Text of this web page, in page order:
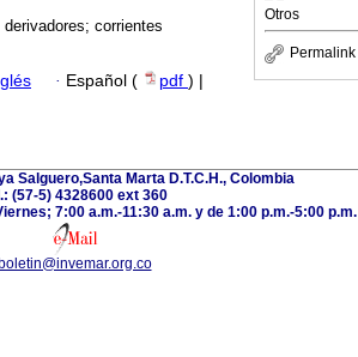
Otros
Permalink
corrientes
· Español ( pdf ) |
Salguero,Santa Marta D.T.C.H., Colombia
(57-5) 4328600 ext 360
7:00 a.m.-11:30 a.m. y de 1:00 p.m.-5:00 p.m.